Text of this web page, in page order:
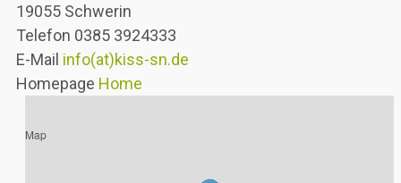
19055 Schwerin
Telefon 0385 3924333
E-Mail info(at)kiss-sn.de
Homepage Home
Map